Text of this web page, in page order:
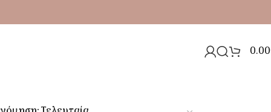
0.00